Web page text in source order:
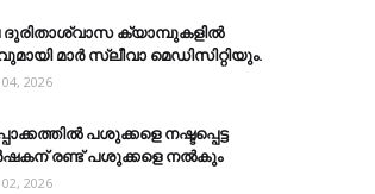
ദുരിതാശ്വാസ ക്യാമ്പുകളിൽ
മാർ സ്ലീവാ മെഡിസിറ്റിയും.
2026
പശുക്കളെ നഷ്ടപ്പെട്ട
രണ്ട് പശുക്കളെ നല്‍കും
2026